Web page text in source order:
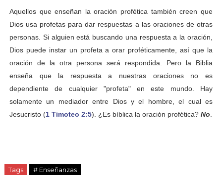
Aquellos que enseñan la oración profética también creen que
Dios usa profetas para dar respuestas a las oraciones de otras
personas. Si alguien está buscando una respuesta a la oración,
Dios puede instar un profeta a orar proféticamente, así que la
oración de la otra persona será respondida. Pero la Biblia
enseña que la respuesta a nuestras oraciones no es
dependiente de cualquier "profeta" en este mundo. Hay
solamente un mediador entre Dios y el hombre, el cual es
Jesucristo (1 Timoteo 2:5). ¿Es bíblica la oración profética? No
Tags # Enseñanzas